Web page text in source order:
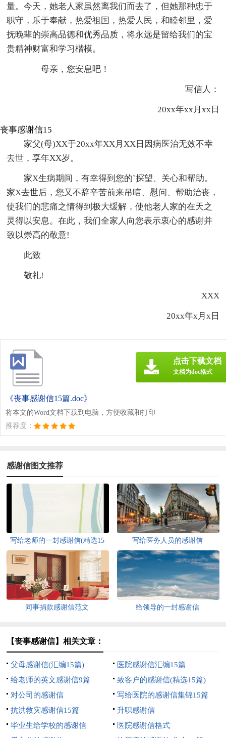
量。今天，她老人家虽然离我们而去了，但她那种忠于
职守，乐于奉献，热爱祖国，热爱人民，和睦邻里，爱
抚晚辈的崇高品德和优秀品质，将永远是留给我们的宝
贵精神财富和学习楷模。
母亲，您安息吧！
写信人：
20xx年xx月xx日
丧事感谢信15
家父(母)XX于20xx年XX月XX日因病医治无效不幸
去世，享年XX岁。
家X生病期间，有幸得到您的`探望、关心和帮助。
家X去世后，您又不辞辛苦前来吊唁、慰问、帮助治丧，
使我们的悲痛之情得到极大缓解，使他老人家的在天之
灵得以安息。在此，我们全家人向您表示衷心的感谢并
致以崇高的敬意!
此致
敬礼!
XXX
20xx年x月x日
《丧事感谢信15篇.doc》
将本文的Word文档下载到电脑，方便收藏和打印
推荐度：
点击下载文档
文档为doc格式
感谢信图文推荐
写给老师的一封感谢信(精选15
篇)
写给医务人员的感谢信
同事捐款感谢信范文 给领导的一封感谢信
【丧事感谢信】相关文章：
父母感谢信(汇编15篇)
医院感谢信汇编15篇
给老师的英文感谢信9篇
致客户的感谢信(精选15篇)
对公司的感谢信
写给医院的感谢信集锦15篇
抗洪救灾感谢信15篇
升职感谢信
毕业生给学校的感谢信
医院感谢信格式